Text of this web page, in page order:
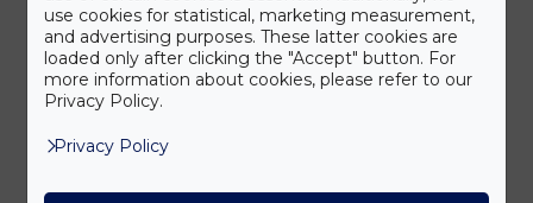
use cookies for statistical, marketing measurement,
and advertising purposes. These latter cookies are
loaded only after clicking the "Accept" button. For
more information about cookies, please refer to our
Privacy Policy.
Privacy Policy